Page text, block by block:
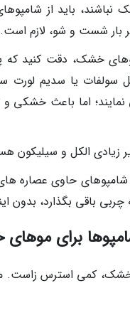
باید از
بار شست و شو، لازم است.
خشک، دقت کنید که
سولفات یا سدیم لورت
اما باعث خشکی
زیادی الکل و
باقی بگذارد، بدون
خشک، کمی استرس زاست.